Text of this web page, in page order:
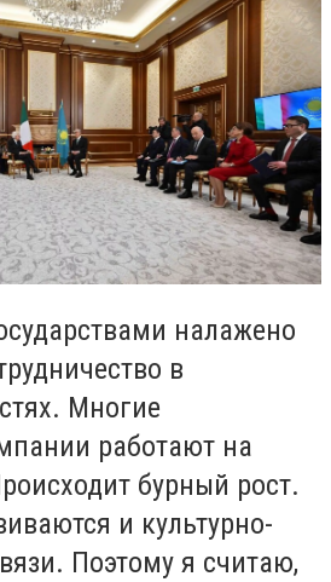
налажено
в
Многие
работают на
бурный рост.
и культурно-
Поэтому я считаю,